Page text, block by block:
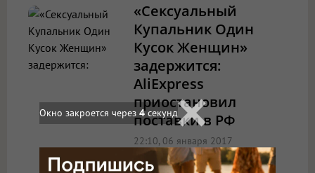
«Сексуальный
Купальник Один
Кусок Женщин»
задержится:
AliExpress
приостановил
поставки в РФ
22:10, 06 января 2017
#AliExpress
Окно закроется через 4секунд